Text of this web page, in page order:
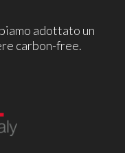
adottato un
carbon-free.